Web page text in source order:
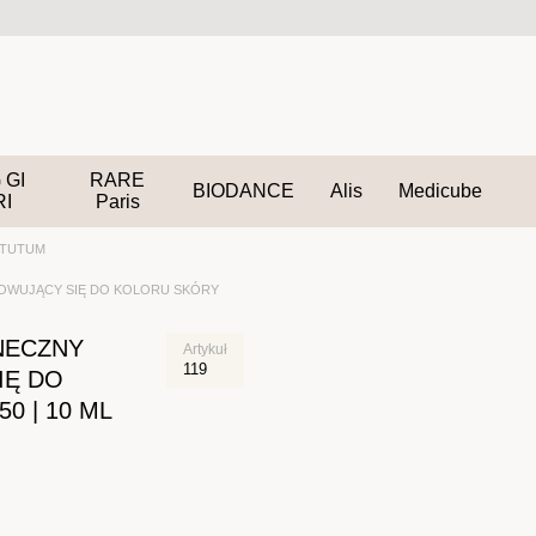
RARE
Paris
BIODANCE Alis Medicube
SIĘ DO KOLORU SKÓRY
DO
| 10 ML
Artykuł
119